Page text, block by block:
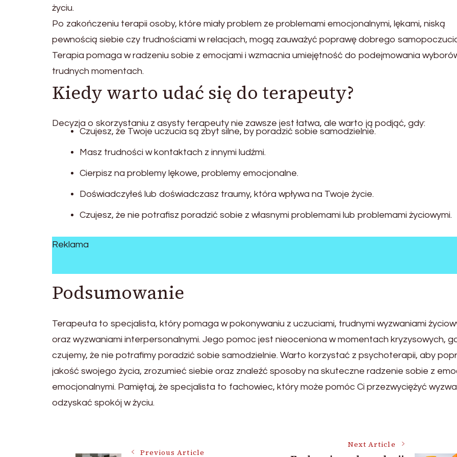
życiu.
Po zakończeniu terapii osoby, które miały problem ze problemami emocjonalnymi, lękami, niską
pewnością siebie czy trudnościami w relacjach, mogą zauważyć poprawę dobrego
Terapia pomaga w radzeniu sobie z emocjami i wzmacnia umiejętność do podejmowania
trudnych momentach.
Kiedy warto udać się do terapeuty?
Decyzja o skorzystaniu z asysty terapeuty nie zawsze jest łatwa, ale warto ją podjąć, gdy:
Czujesz, że Twoje uczucia są zbyt silne, by poradzić sobie samodzielnie.
Masz trudności w kontaktach z innymi ludźmi.
Cierpisz na problemy lękowe, problemy emocjonalne.
Doświadczyłeś lub doświadczasz traumy, która wpływa na Twoje życie.
Czujesz, że nie potrafisz poradzić sobie z własnymi problemami lub problemami życiowymi.
Reklama
Podsumowanie
Terapeuta to specjalista, który pomaga w pokonywaniu z uczuciami, trudnymi wyzwaniami
oraz wyzwaniami interpersonalnymi. Jego pomoc jest nieoceniona w momentach kryzysowych,
czujemy, że nie potrafimy poradzić sobie samodzielnie. Warto korzystać z psychoterapii, aby
jakość swojego życia, zrozumieć siebie oraz znaleźć sposoby na skuteczne radzenie sobie z
emocjonalnymi. Pamiętaj, że specjalista to fachowiec, który może pomóc Ci przezwyciężyć
odzyskać spokój w życiu.
Post Previous Article
Next Article